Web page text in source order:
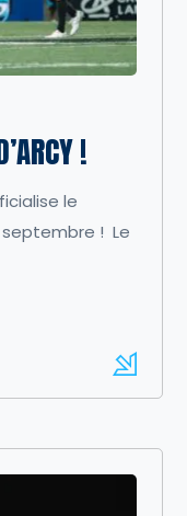
!
le
septembre ! Le